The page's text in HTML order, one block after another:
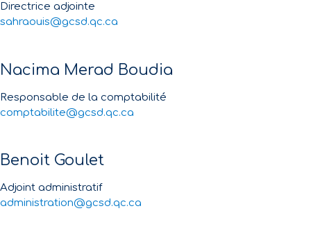
Directrice adjointe
sahraouis@gcsd.qc.ca
Nacima Merad Boudia
Responsable de la comptabilité
comptabilite@gcsd.qc.ca
Benoit Goulet
Adjoint administratif
administration@gcsd.qc.ca